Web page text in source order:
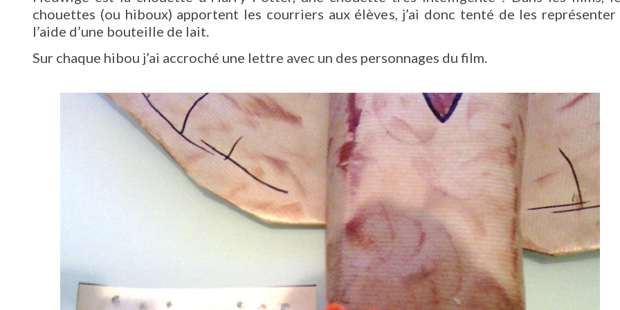
chouettes (ou hiboux) apportent les courriers aux élèves, j’ai donc tenté de les représenter
l’aide d’une bouteille de lait.
Sur chaque hibou j’ai accroché une lettre avec un des personnages du film.